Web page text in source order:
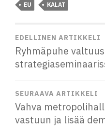
EU KALAT
EDELLINEN ARTIKKELI
Ryhmäpuhe
SEURAAVA ARTIKKELI
Vahva
vastuun ja lisää